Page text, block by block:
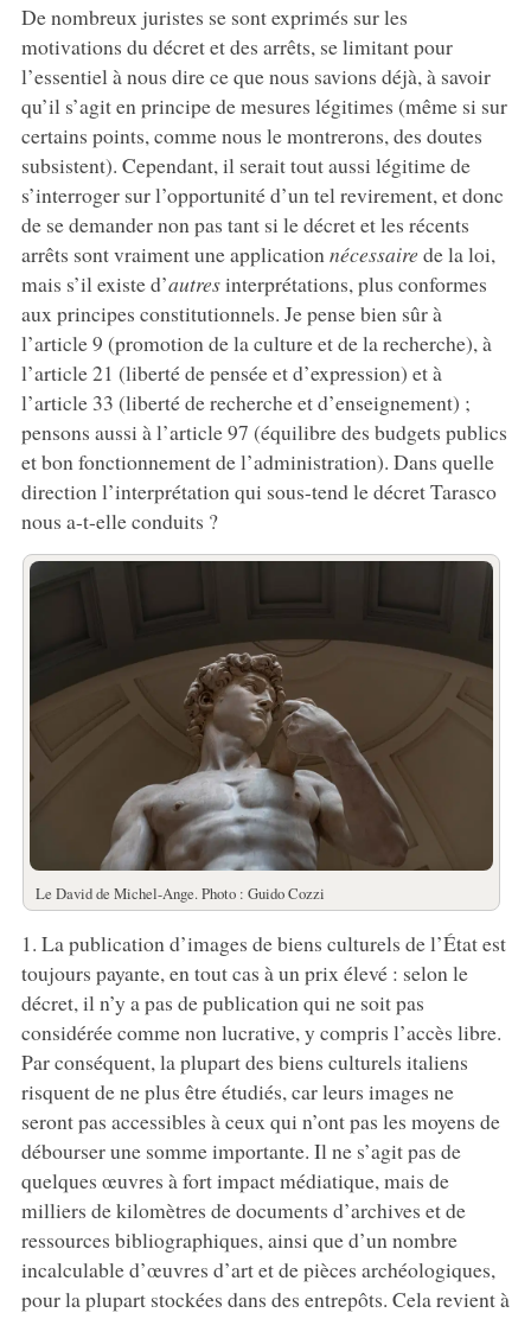
De nombreux juristes se sont exprimés sur les
motivations du décret et des arrêts, se limitant pour
l’essentiel à nous dire ce que nous savions déjà, à savoir
qu’il s’agit en principe de mesures légitimes (même si sur
certains points, comme nous le montrerons, des doutes
subsistent). Cependant, il serait tout aussi légitime de
s’interroger sur l’opportunité d’un tel revirement, et donc
de se demander non pas tant si le décret et les récents
arrêts sont vraiment une application nécessairede la loi,
mais s’il existe d’autresinterprétations, plus conformes
aux principes constitutionnels. Je pense bien sûr à
l’article 9 (promotion de la culture et de la recherche), à
l’article 21 (liberté de pensée et d’expression) et à
l’article 33 (liberté de recherche et d’enseignement) ;
pensons aussi à l’article 97 (équilibre des budgets publics
et bon fonctionnement de l’administration). Dans quelle
direction l’interprétation qui sous-tend le décret Tarasco
nous a-t-elle conduits ?
Le David de Michel-Ange. Photo : Guido Cozzi
1. La publication d’images de biens culturels de l’État est
toujours payante, en tout cas à un prix élevé : selon le
décret, il n’y a pas de publication qui ne soit pas
considérée comme non lucrative, y compris l’accès libre.
Par conséquent, la plupart des biens culturels italiens
risquent de ne plus être étudiés, car leurs images ne
seront pas accessibles à ceux qui n’ont pas les moyens de
débourser une somme importante. Il ne s’agit pas de
quelques œuvres à fort impact médiatique, mais de
milliers de kilomètres de documents d’archives et de
ressources bibliographiques, ainsi que d’un nombre
incalculable d’œuvres d’art et de pièces archéologiques,
pour la plupart stockées dans des entrepôts. Cela revient à